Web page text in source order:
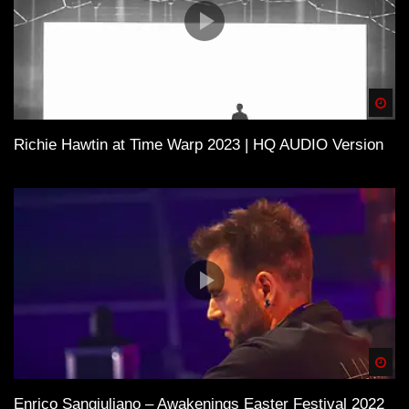
Richie Hawtin at Time Warp 2023 | HQ AUDIO Version
Enrico Sangiuliano – Awakenings Easter Festival 2022